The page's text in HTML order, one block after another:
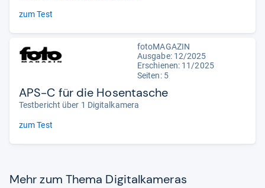
zum Test
fotoMAGAZIN
Ausgabe: 12/2025
Erschienen: 11/2025
Seiten: 5
APS-C für die Hosentasche
Testbericht über 1 Digitalkamera
zum Test
Mehr zum Thema Digi­tal­ka­me­ras